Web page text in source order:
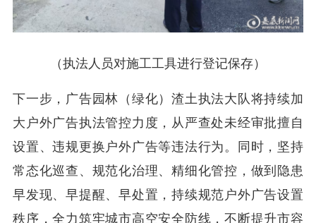
（执法人员对施工工具进行登记保存）
下一步，广告园林（绿化）渣土执法大队将持续加
大户外广告执法管控力度，从严查处未经审批擅自
设置、违规更换户外广告等违法行为。同时，坚持
常态化巡查、规范化治理、精细化管控，做到隐患
早发现、早提醒、早处置，持续规范户外广告设置
秩序，全力筑牢城市高空安全防线，不断提升市容